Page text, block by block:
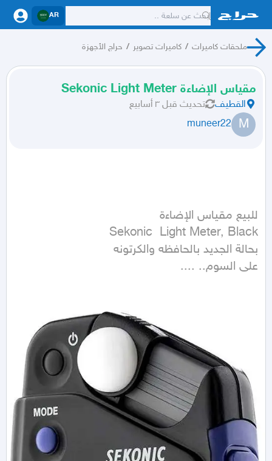
AR
ملحقات كاميرات / كاميرات تصوير / حراج الأجهزة
مقياس الإضاءة Sekonic Light Meter
القطيف تحديث قبل ٣ أسابيع
M
muneer22
على السوم.. ....